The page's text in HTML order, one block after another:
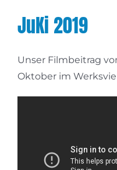
JuKi 2019
Unser Filmbeitrag
Oktober im